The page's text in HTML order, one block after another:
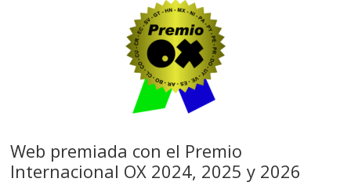
Web premiada con el Premio
Internacional OX 2024, 2025 y 2026